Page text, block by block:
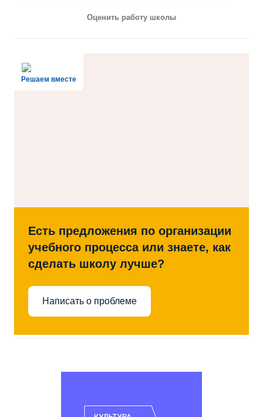
Оценить работу школы
Решаем вместе
Есть предложения по организации
учебного процесса или знаете, как
сделать школу лучше?
Написать о проблеме